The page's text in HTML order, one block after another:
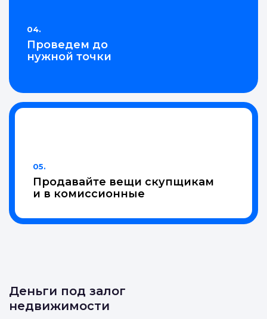
04.
Проведем до
нужной точки
05.
Продавайте вещи скупщикам
и в комиссионные
Деньги под залог
недвижимости